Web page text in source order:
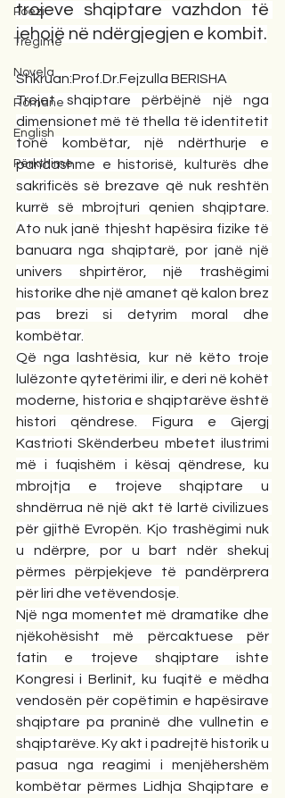
Poezi
Tregime
Novela
Romane
English
Përkthime
trojeve shqiptare vazhdon të
jehojë në ndërgjegjen e kombit.
Shkruan:Prof.Dr.Fejzulla BERISHA
Trojet shqiptare përbëjnë një nga
dimensionet më të thella të identitetit
tonë kombëtar, një ndërthurje e
pandashme e historisë, kulturës dhe
sakrificës së brezave që nuk reshtën
kurrë së mbrojturi qenien shqiptare.
Ato nuk janë thjesht hapësira fizike të
banuara nga shqiptarë, por janë një
univers shpirtëror, një trashëgimi
historike dhe një amanet që kalon brez
pas brezi si detyrim moral dhe
kombëtar.
Që nga lashtësia, kur në këto troje
lulëzonte qytetërimi ilir, e deri në kohët
moderne, historia e shqiptarëve është
histori qëndrese. Figura e Gjergj
Kastrioti Skënderbeu mbetet ilustrimi
më i fuqishëm i kësaj qëndrese, ku
mbrojtja e trojeve shqiptare u
shndërrua në një akt të lartë civilizues
për gjithë Evropën. Kjo trashëgimi nuk
u ndërpre, por u bart ndër shekuj
përmes përpjekjeve të pandërprera
për liri dhe vetëvendosje.
Një nga momentet më dramatike dhe
njëkohësisht më përcaktuese për
fatin e trojeve shqiptare ishte
Kongresi i Berlinit, ku fuqitë e mëdha
vendosën për copëtimin e hapësirave
shqiptare pa praninë dhe vullnetin e
shqiptarëve. Ky akt i padrejtë historik u
pasua nga reagimi i menjëhershëm
kombëtar përmes Lidhja Shqiptare e